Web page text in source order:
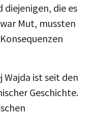
diejenigen, die es
Mut, mussten
Wajda ist seit den
Geschichte.